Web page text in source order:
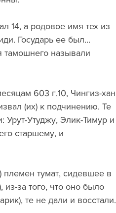
14, а родовое имя тех из
Государь ее был...
тамошнего называли
603 г.10, Чингиз-хан
(их) к подчинению. Те
Урут-Утуджу, Элик-Тимур и
старшему, и
племен тумат, сидевшее в
за того, что оно было
те не дали и восстали.